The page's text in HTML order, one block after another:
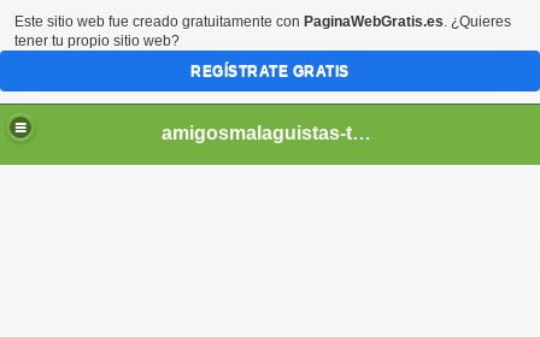
amigosmalaguistas-temporadas
Este sitio web fue creado gratuitamente con PaginaWebGratis.es. ¿Quieres
tener tu propio sitio web?
REGÍSTRATE GRATIS